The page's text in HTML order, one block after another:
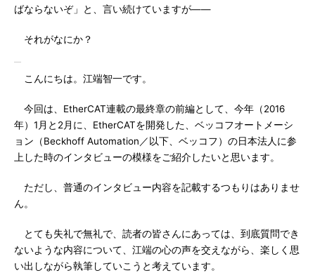
ばならないぞ」と、言い続けていますが――
それがなにか？
こんにちは。江端智一です。
今回は、EtherCAT連載の最終章の前編として、今年（2016
年）1月と2月に、EtherCATを開発した、ベッコフオートメーシ
ョン（Beckhoff Automation／以下、ベッコフ）の日本法人に参
上した時のインタビューの模様をご紹介したいと思います。
ただし、普通のインタビュー内容を記載するつもりはありませ
ん。
とても失礼で無礼で、読者の皆さんにあっては、到底質問でき
ないような内容について、江端の心の声を交えながら、楽しく思
い出しながら執筆していこうと考えています。